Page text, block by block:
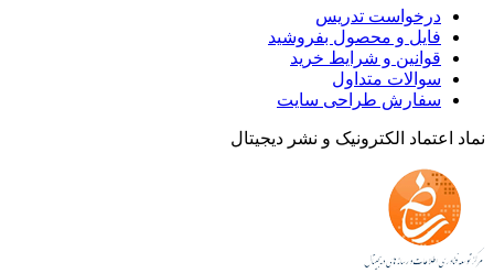
درخواست تدریس
فایل و محصول بفروشید
قوانین و شرایط خرید
سوالات متداول
سفارش طراحی سایت
اعتماد الکترونیک و نشر دیجیتال